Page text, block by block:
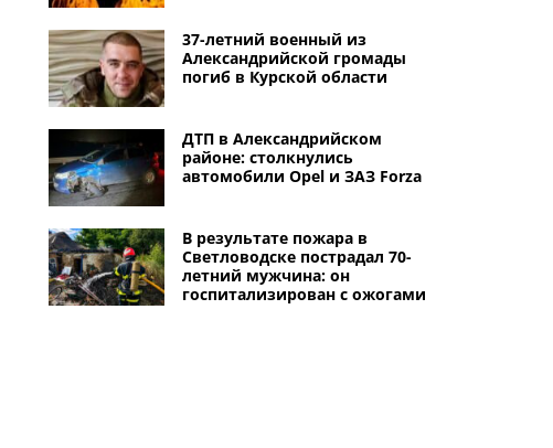
37-летний военный из
Александрийской громады
погиб в Курской области
ДТП в Александрийском
районе: столкнулись
автомобили Opel и ЗАЗ Forza
В результате пожара в
Светловодске пострадал 70-
летний мужчина: он
госпитализирован с ожогами